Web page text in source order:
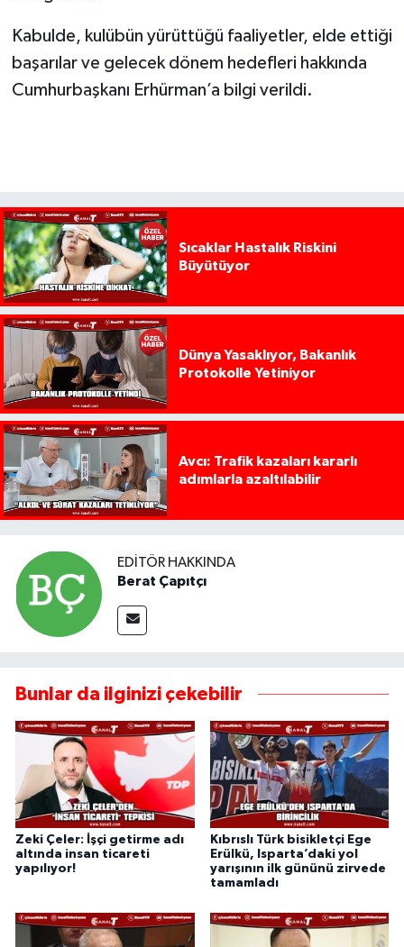
Kabulde, kulübün yürüttüğü faaliyetler, elde ettiği
başarılar ve gelecek dönem hedefleri hakkında
Cumhurbaşkanı Erhürman’a bilgi verildi.
Sıcaklar Hastalık Riskini
Büyütüyor
Dünya Yasaklıyor, Bakanlık
Protokolle Yetiniyor
Avcı: Trafik kazaları kararlı
adımlarla azaltılabilir
EDITÖR HAKKINDA
Berat Çapıtçı
Bunlar da ilginizi çekebilir
Zeki Çeler: İşçi getirme adı
altında insan ticareti
yapılıyor!
Kıbrıslı Türk bisikletçi Ege
Erülkü, Isparta’daki yol
yarışının ilk gününü zirvede
tamamladı